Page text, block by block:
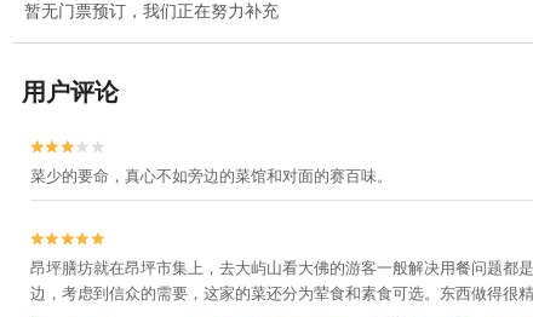
暂无门票预订，我们正在努力补充
用户评论


菜少的要命，真心不如旁边的菜馆和对面的赛百味。


昂坪膳坊就在昂坪市集上，去大屿山看大佛的游客一般解决用餐问题
边，考虑到信众的需要，这家的菜还分为荤食和素食可选。东西做得很